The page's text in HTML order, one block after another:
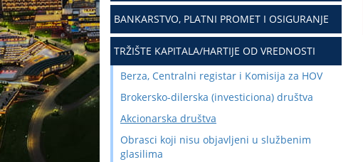
BANKARSTVO, PLATNI PROMET I OSIGURANJE
TRŽIŠTE KAPITALA/HARTIJE OD VREDNOSTI
Berza, Centralni registar i Komisija za HOV
Brokersko-dilerska (investiciona) društva
Akcionarska društva
Obrasci koji nisu objavljeni u službenim
glasilima